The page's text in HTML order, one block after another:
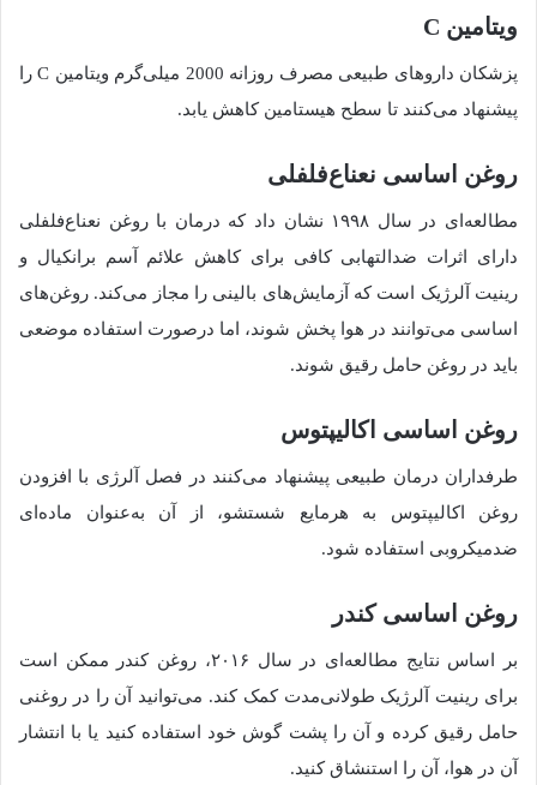
ویتامین C
پزشکان داروهای طبیعی مصرف روزانه 2000 میلی‌گرم ویتامین C را
پیشنهاد می‌کنند تا سطح هیستامین کاهش یابد.
روغن اساسی نعناع‌فلفلی
مطالعه‌ای در سال ۱۹۹۸ نشان داد که درمان با روغن نعناع‌فلفلی
دارای اثرات ضدالتهابی کافی برای کاهش علائم آسم برانکیال و
رینیت آلرژیک است که آزمایش‌های بالینی را مجاز می‌کند. روغن‌های
اساسی می‌توانند در هوا پخش شوند، اما درصورت استفاده موضعی
باید در روغن حامل رقیق شوند.
روغن اساسی اکالیپتوس
طرفداران درمان طبیعی پیشنهاد می‌کنند در فصل آلرژی با افزودن
روغن اکالیپتوس به هرمایع شستشو، از آن به‌عنوان ماده‌ای
ضدمیکروبی استفاده شود.
روغن اساسی کندر
بر اساس نتایج مطالعه‌ای در سال ۲۰۱۶، روغن کندر ممکن است
برای رینیت آلرژیک طولانی‌مدت کمک کند. می‌توانید آن را در روغنی
حامل رقیق کرده و آن را پشت گوش خود استفاده کنید یا با انتشار
آن در هوا، آن را استنشاق کنید.